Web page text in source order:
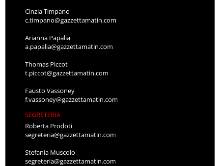
Cinzia Timpano
c.timpano@gazzettamatin.com
Arianna Papalia
a.papalia@gazzettamatin.com
Thomas Piccot
t.piccot@gazzettamatin.com
Fausto Vassoney
f.vassoney@gazzettamatin.com
SEGRETERIA
Roberta Prodoti
segreteria@gazzettamatin.com
Stefania Muscolo
segreteria@gazzettamatin.com